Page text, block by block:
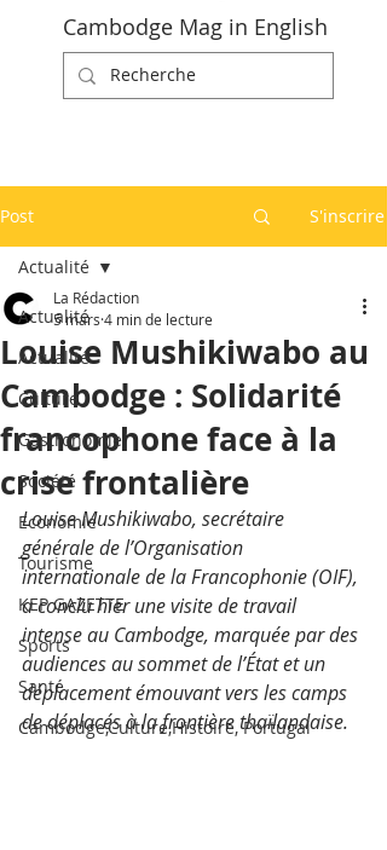
Cambodge Mag in English
Post S'inscrire
Actualité
Actualité
Culture
Gastronomie
Société
Economie
Tourisme
KEP GAZETTE
Sports
Santé
Cambodge,Culture,Histoire, Portugal
Actualité
Louise Mushikiwabo au
Cambodge : Solidarité
francophone face à la
crise frontalière
La Rédaction
5 mars 4 min de lecture
Louise Mushikiwabo, secrétaire
générale de l’Organisation
internationale de la Francophonie (OIF),
a conclu hier une visite de travail
intense au Cambodge, marquée par des
audiences au sommet de l’État et un
déplacement émouvant vers les camps
de déplacés à la frontière thaïlandaise.